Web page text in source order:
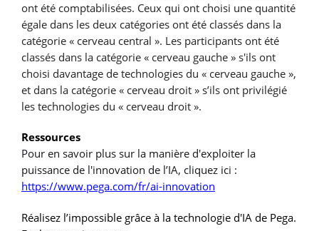
ont été comptabilisées. Ceux qui ont choisi une quantité
égale dans les deux catégories ont été classés dans la
catégorie « cerveau central ». Les participants ont été
classés dans la catégorie « cerveau gauche » s'ils ont
choisi davantage de technologies du « cerveau gauche »,
et dans la catégorie « cerveau droit » s’ils ont privilégié
les technologies du « cerveau droit ».
Ressources
Pour en savoir plus sur la manière d'exploiter la
puissance de l'innovation de l’IA, cliquez ici :
https://www.pega.com/fr/ai-innovation
Réalisez l’impossible grâce à la technologie d'IA de Pega.